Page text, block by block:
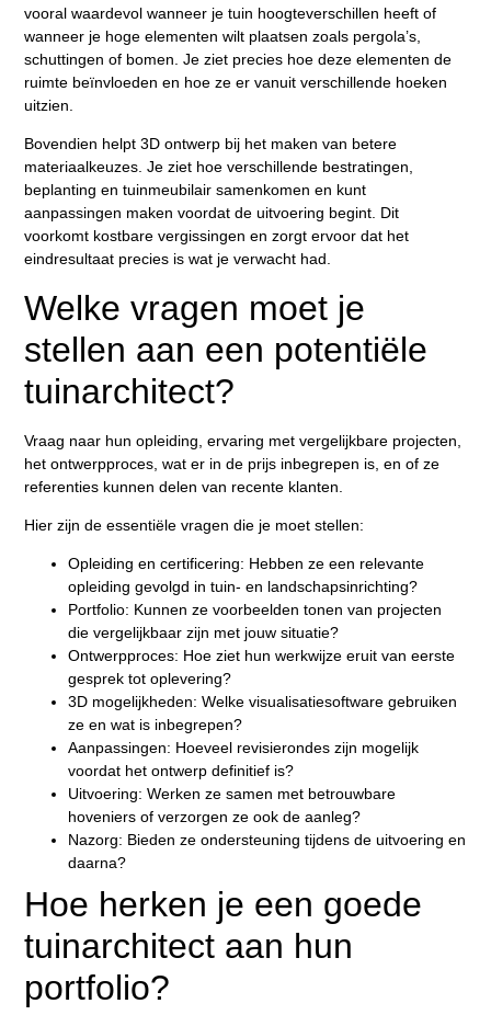
vooral waardevol wanneer je tuin hoogteverschillen heeft of
wanneer je hoge elementen wilt plaatsen zoals pergola’s,
schuttingen of bomen. Je ziet precies hoe deze elementen de
ruimte beïnvloeden en hoe ze er vanuit verschillende hoeken
uitzien.
Bovendien helpt 3D ontwerp bij het maken van betere
materiaalkeuzes. Je ziet hoe verschillende bestratingen,
beplanting en tuinmeubilair samenkomen en kunt
aanpassingen maken voordat de uitvoering begint. Dit
voorkomt kostbare vergissingen en zorgt ervoor dat het
eindresultaat precies is wat je verwacht had.
Welke vragen moet je
stellen aan een potentiële
tuinarchitect?
Vraag naar hun opleiding, ervaring met vergelijkbare projecten,
het ontwerpproces, wat er in de prijs inbegrepen is, en of ze
referenties kunnen delen van recente klanten.
Hier zijn de essentiële vragen die je moet stellen:
Opleiding en certificering: Hebben ze een relevante
opleiding gevolgd in tuin- en landschapsinrichting?
Portfolio: Kunnen ze voorbeelden tonen van projecten
die vergelijkbaar zijn met jouw situatie?
Ontwerpproces: Hoe ziet hun werkwijze eruit van eerste
gesprek tot oplevering?
3D mogelijkheden: Welke visualisatiesoftware gebruiken
ze en wat is inbegrepen?
Aanpassingen: Hoeveel revisierondes zijn mogelijk
voordat het ontwerp definitief is?
Uitvoering: Werken ze samen met betrouwbare
hoveniers of verzorgen ze ook de aanleg?
Nazorg: Bieden ze ondersteuning tijdens de uitvoering en
daarna?
Hoe herken je een goede
tuinarchitect aan hun
portfolio?